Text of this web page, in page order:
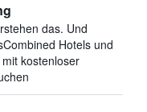
das. Und
Hotels und
kostenloser